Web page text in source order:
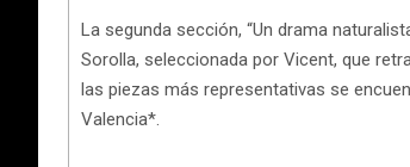
La segunda sección, “Un drama
Sorolla, seleccionada por Vicent, que
las piezas más representativas se
Valencia*.